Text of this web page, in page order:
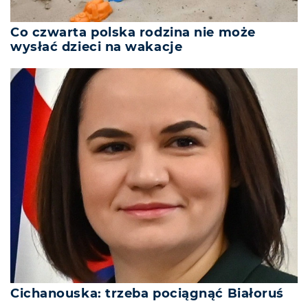
Co czwarta polska rodzina nie może
wysłać dzieci na wakacje
Cichanouska: trzeba pociągnąć Białoruś